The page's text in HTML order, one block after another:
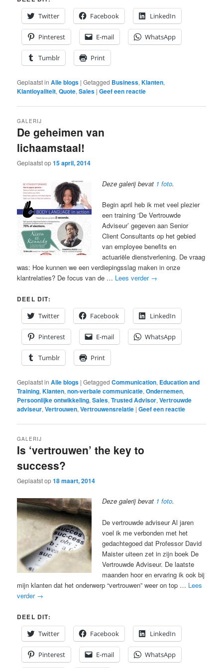
Twitter
Facebook LinkedIn
Pinterest E-mail WhatsApp
Tumblr Print
Geplaatst in Alle blogs |Getagged Business,Klanten,
Klantloyaliteit,Quote,Sales |Geef een reactie
De geheimen van
lichaamstaal!
GALERIJ
Geplaatst op15 april, 2014
Deze galerij bevat 1 foto.
Begin april heb ik met veel plezier
een training ‘De Vertrouwde
Adviseur’ gegeven aan Senior
Client Consultants op het gebied
van employee benefits en
actuariële dienstverlening. De vraag
was: Hoe kunnen we een verdiepingsslag maken in onze
klantrelaties? De focus van de … Lees verder →
DEEL DIT:
Twitter
Facebook LinkedIn
Pinterest E-mail WhatsApp
Tumblr Print
Geplaatst in Alle blogs |Getagged Communication, Education and
Training,Klanten,non-verbale communicatie,Ondernemen,
Persoonlijke ontwikkeling,Sales,Trusted Advisor,Vertrouwde
adviseur,Vertrouwen,Vertrouwensrelatie |Geef een reactie
Is ‘vertrouwen’ the key to
success?
GALERIJ
Geplaatst op18 maart, 2014
Deze galerij bevat 1 foto.
De vertrouwde adviseur Al jaren
voel ik me verbonden met het
gedachtegoed dat Professor David
Maister uiteen zet in zijn boek De
Vertrouwde Adviseur. De laatste
maanden hoor en ervaring ik ook bij
mijn klanten dat het onderwerp “vertrouwen” weer on top … Lees
verder →
DEEL DIT:
Twitter
Facebook LinkedIn
Pinterest E-mail WhatsApp